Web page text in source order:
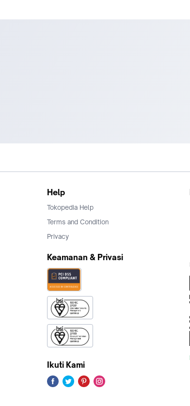
Help
Tokopedia Help
Terms and Condition
Privacy
Keamanan & Privasi
Ikuti Kami